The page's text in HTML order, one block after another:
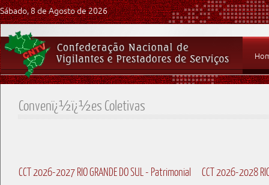
Sábado, 8 de Agosto de 2026
Convenï¿½ï¿½es Coletivas
CCT 2026-2027 RIO GRANDE DO SUL - Patrimonial CCT 2026-2028